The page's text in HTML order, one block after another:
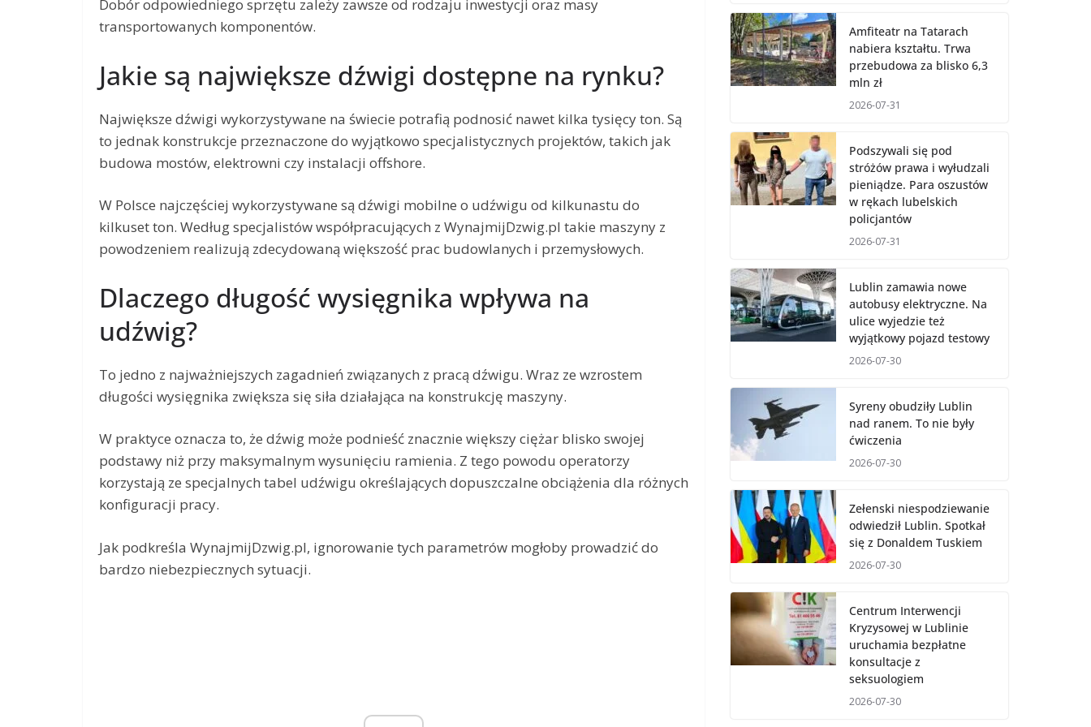
Dobór odpowiedniego sprzętu zależy zawsze od rodzaju inwestycji oraz masy
transportowanych komponentów.
Jakie są największe dźwigi dostępne na rynku?
Największe dźwigi wykorzystywane na świecie potrafią podnosić nawet kilka tysięcy ton. Są
to jednak konstrukcje przeznaczone do wyjątkowo specjalistycznych projektów, takich jak
budowa mostów, elektrowni czy instalacji offshore.
W Polsce najczęściej wykorzystywane są dźwigi mobilne o udźwigu od kilkunastu do
kilkuset ton. Według specjalistów współpracujących z WynajmijDzwig.pl takie maszyny z
powodzeniem realizują zdecydowaną większość prac budowlanych i przemysłowych.
Dlaczego długość wysięgnika wpływa na
udźwig?
To jedno z najważniejszych zagadnień związanych z pracą dźwigu. Wraz ze wzrostem
długości wysięgnika zwiększa się siła działająca na konstrukcję maszyny.
W praktyce oznacza to, że dźwig może podnieść znacznie większy ciężar blisko swojej
podstawy niż przy maksymalnym wysunięciu ramienia. Z tego powodu operatorzy
korzystają ze specjalnych tabel udźwigu określających dopuszczalne obciążenia dla różnych
konfiguracji pracy.
Jak podkreśla WynajmijDzwig.pl, ignorowanie tych parametrów mogłoby prowadzić do
bardzo niebezpiecznych sytuacji.
Amfiteatr na Tatarach
nabiera kształtu. Trwa
przebudowa za blisko 6,3
mln zł
2026-07-31
Podszywali się pod
stróżów prawa i wyłudzali
pieniądze. Para oszustów
w rękach lubelskich
policjantów
2026-07-31
Lublin zamawia nowe
autobusy elektryczne. Na
ulice wyjedzie też
wyjątkowy pojazd testowy
2026-07-30
Syreny obudziły Lublin
nad ranem. To nie były
ćwiczenia
2026-07-30
Zełenski niespodziewanie
odwiedził Lublin. Spotkał
się z Donaldem Tuskiem
2026-07-30
Centrum Interwencji
Kryzysowej w Lublinie
uruchamia bezpłatne
konsultacje z
seksuologiem
2026-07-30